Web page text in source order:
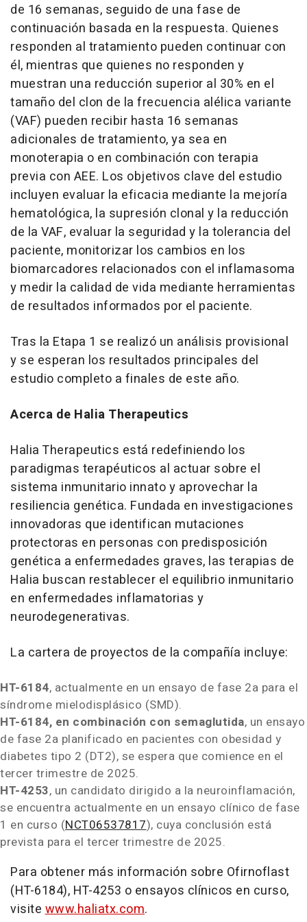
de 16 semanas, seguido de una fase de
continuación basada en la respuesta. Quienes
responden al tratamiento pueden continuar con
él, mientras que quienes no responden y
muestran una reducción superior al 30% en el
tamaño del clon de la frecuencia alélica variante
(VAF) pueden recibir hasta 16 semanas
adicionales de tratamiento, ya sea en
monoterapia o en combinación con terapia
previa con AEE. Los objetivos clave del estudio
incluyen evaluar la eficacia mediante la mejoría
hematológica, la supresión clonal y la reducción
de la VAF, evaluar la seguridad y la tolerancia del
paciente, monitorizar los cambios en los
biomarcadores relacionados con el inflamasoma
y medir la calidad de vida mediante herramientas
de resultados informados por el paciente.
Tras la Etapa 1 se realizó un análisis provisional
y se esperan los resultados principales del
estudio completo a finales de este año.
Acerca de Halia Therapeutics
Halia Therapeutics está redefiniendo los
paradigmas terapéuticos al actuar sobre el
sistema inmunitario innato y aprovechar la
resiliencia genética. Fundada en investigaciones
innovadoras que identifican mutaciones
protectoras en personas con predisposición
genética a enfermedades graves, las terapias de
Halia buscan restablecer el equilibrio inmunitario
en enfermedades inflamatorias y
neurodegenerativas.
La cartera de proyectos de la compañía incluye:
HT-6184, actualmente en un ensayo de fase 2a para el
síndrome mielodisplásico (SMD).
HT-6184, en combinación con semaglutida, un ensayo
de fase 2a planificado en pacientes con obesidad y
diabetes tipo 2 (DT2), se espera que comience en el
tercer trimestre de 2025.
HT-4253, un candidato dirigido a la neuroinflamación,
se encuentra actualmente en un ensayo clínico de fase
1 en curso (NCT06537817), cuya conclusión está
prevista para el tercer trimestre de 2025.
Para obtener más información sobre Ofirnoflast
(HT-6184), HT-4253 o ensayos clínicos en curso,
visitewww.haliatx.com.